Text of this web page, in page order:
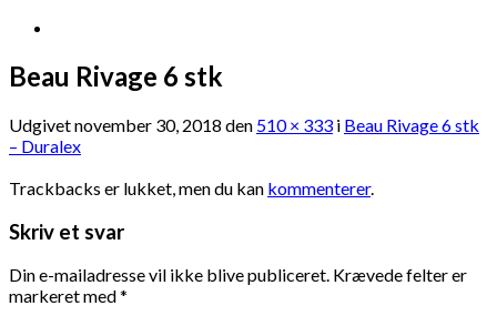
Beau Rivage 6 stk
Udgivetnovember 30, 2018 den 510 × 333 i Beau Rivage 6 stk
– Duralex
Trackbacks er lukket, men du kan kommenterer.
Skriv et svar
Din e-mailadresse vil ikke blive publiceret. Krævede felter er
markeret med*